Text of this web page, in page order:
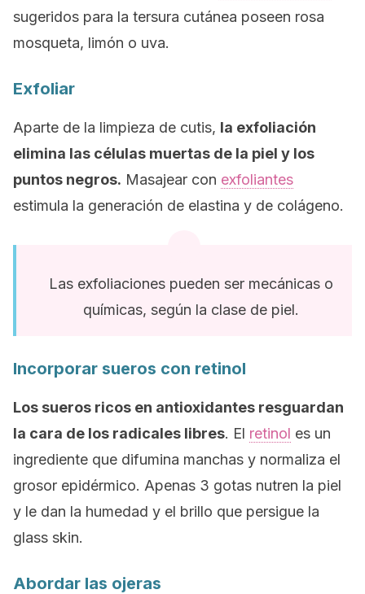
sugeridos para la tersura cutánea poseen rosa
mosqueta, limón o uva.
Exfoliar
Aparte de la limpieza de cutis, la exfoliación
elimina las células muertas de la piel y los
puntos negros. Masajear con exfoliantes
estimula la generación de elastina y de colágeno.
Las exfoliaciones pueden ser mecánicas o
químicas, según la clase de piel.
Incorporar sueros con retinol
Los sueros ricos en antioxidantes resguardan
la cara de los radicales libres. El retinol es un
ingrediente que difumina manchas y normaliza el
grosor epidérmico. Apenas 3 gotas nutren la piel
y le dan la humedad y el brillo que persigue la
glass skin.
Abordar las ojeras